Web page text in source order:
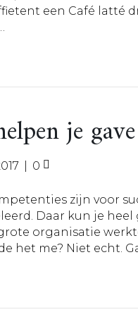
een Café latté
je
0
zijn voor
Daar kun je heel
organisatie
het me? Niet echt.